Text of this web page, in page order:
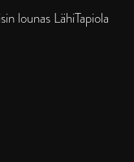
lounas LähiTapiola